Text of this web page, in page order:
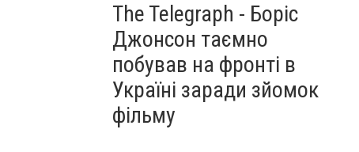
The Telegraph - Боріс
Джонсон таємно
побував на фронті в
Україні заради зйомок
фільму